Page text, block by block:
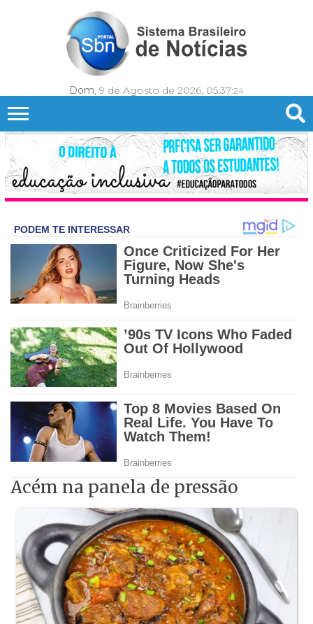
Dom, 9 de Agosto de 2026, 05:37:27
Acém na panela de pressão